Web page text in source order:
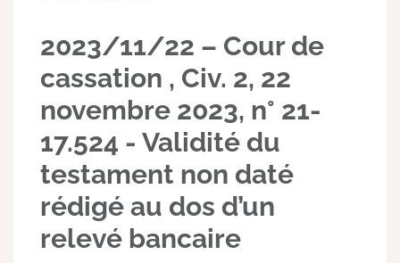
2023/11/22 – Cour de
cassation , Civ. 2, 22
novembre 2023, n° 21-
17.524 - Validité du
testament non daté
rédigé au dos d’un
relevé bancaire